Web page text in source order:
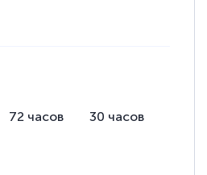
72 часов 30 часов